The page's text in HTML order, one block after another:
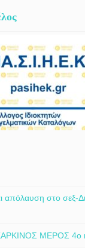
στο σεξ-
ΜΕΡΟΣ 4ο